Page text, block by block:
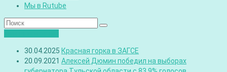
Мы в Rutube
30.04.2025 Красная горка в ЗАГСЕ
20.09.2021 Алексей Дюмин победил на выборах